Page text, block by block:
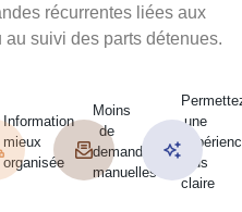
récurrentes liées aux
suivi des parts détenues.
Information
mieux
organisée
Moins
de
demandes
manuelles
une
plus
claire